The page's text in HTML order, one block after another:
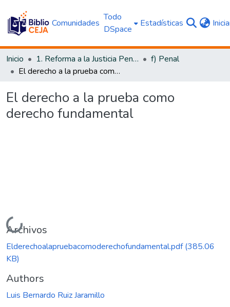
Comunidades
Todo
DSpace
Estadísticas
Inicio 1. Reforma a la Justicia Penal
f) Penal
El derecho a la prueba como derecho fundamental
El derecho a la prueba como
derecho fundamental
Cargando...
Archivos
Elderechoalapruebacomoderechofundamental.pdf(385.06
KB)
Authors
Luis Bernardo Ruiz Jaramillo